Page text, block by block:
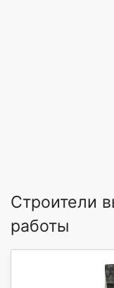
Строители
работы